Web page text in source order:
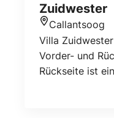
Zuidwester
Callantsoog
Villa
Vorder- und
Rückseite ist